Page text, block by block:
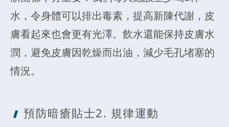
水，令身體可以排出毒素，提高新陳代謝，皮
膚看起來也會更有光澤。飲水還能保持皮膚水
潤，避免皮膚因乾燥而出油，減少毛孔堵塞的
情況。
預防暗瘡貼士2. 規律運動